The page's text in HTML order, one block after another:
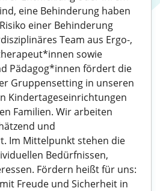
eine Behinderung haben
einer Behinderung
Team aus Ergo-,
sowie
Pädagog*innen fördert die
Gruppensetting in unseren
Kindertageseinrichtungen
Familien. Wir arbeiten
und
Im Mittelpunkt stehen die
Bedürfnissen,
Fördern heißt für uns:
Freude und Sicherheit in